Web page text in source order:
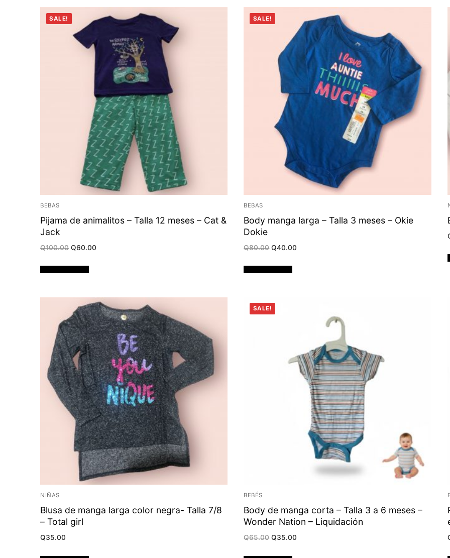
SALE!
BEBAS
Pijama de animalitos – Talla 12 meses – Cat &
Jack
Q100.00 Original
Q100.00.
Q60.00
SALE!
BEBAS
Body manga larga – Talla 3 meses – Okie
Dokie
Q80.00 Original
Q80.00.
Q40.00
NIÑAS
Blusa de manga larga color negra- Talla 7/8
– Total girl
Q35.00
SALE!
BEBÉS
Body de manga corta – Talla 3 a 6 meses –
Wonder Nation – Liquidación
Q65.00 Original
Q35.00